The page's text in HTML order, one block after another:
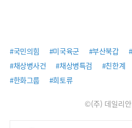
#국민의힘 #미국육군 #부산북갑
#채상병사건
#채상병특검 #친한계
#한화그룹
#희토류
©(주) 데일리